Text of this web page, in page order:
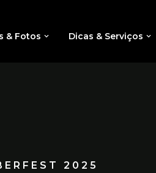
& Fotos Dicas & Serviços
2025